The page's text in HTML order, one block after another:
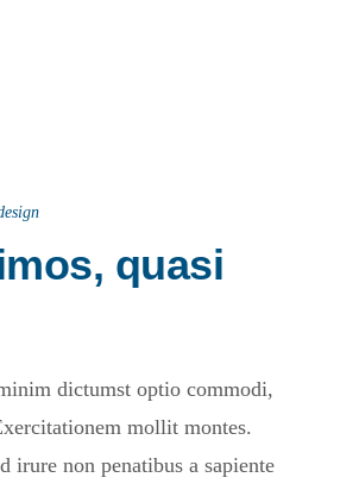
quasi
dictumst optio commodi,
mollit montes.
irure non penatibus a sapiente